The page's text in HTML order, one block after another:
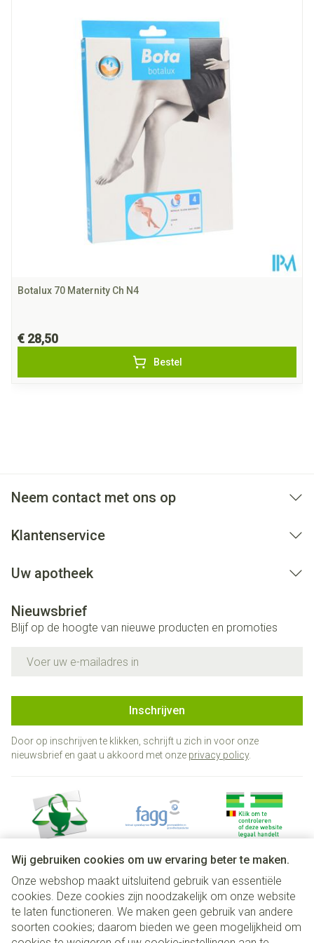
Wij gebruiken cookies om uw ervaring beter te maken.
Onze webshop maakt uitsluitend gebruik van essentiële
cookies. Deze cookies zijn noodzakelijk om onze website
te laten functioneren. We maken geen gebruik van andere
soorten cookies; daarom bieden we geen mogelijkheid om
211 mm
132 mm
Kamertemperatuur (15°C - 25°C)
Botalux 70 Maternity Ch N4
€ 28,50
Bestel
Neem contact met ons op
Klantenservice
Uw apotheek
Nieuwsbrief
Blijf op de hoogte van nieuwe producten en promoties
Inschrijven
Door op inschrijven te klikken, schrijft u zich in voor onze
nieuwsbrief en gaat u akkoord met onze privacy policy.
Juridische links